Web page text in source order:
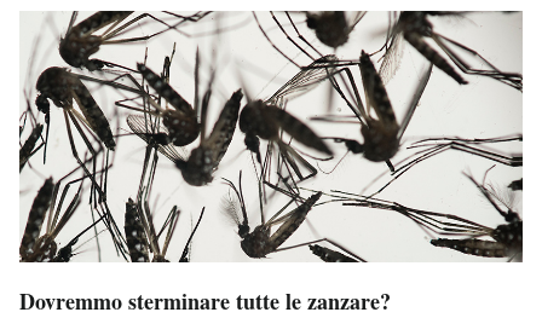
Dovremmo sterminare tutte le zanzare?